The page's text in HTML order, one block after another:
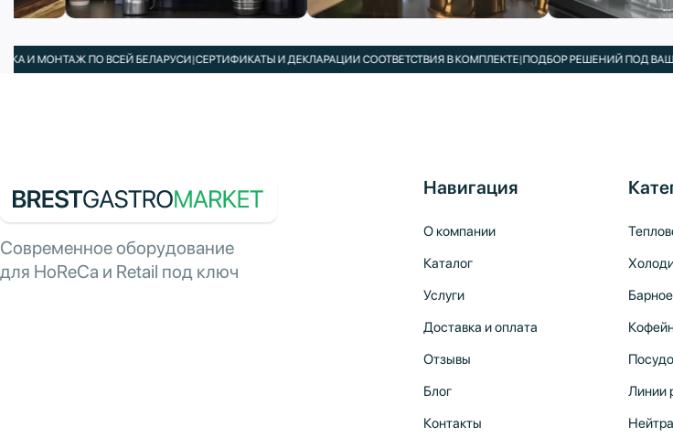
ПО ВСЕЙ БЕЛАРУСИ |СЕРТИФИКАТЫ И ДЕКЛАРАЦИИ СООТВЕТСТВИЯ В КОМПЛЕКТЕ|ПОДБОР РЕШЕНИЙ ПОД ВАШ БЮДЖЕТ
Современное оборудование
для HoReCa и Retail под ключ
Навигация
О компании
Каталог
Услуги
Доставка и оплата
Отзывы
Блог
Контакты
Линии